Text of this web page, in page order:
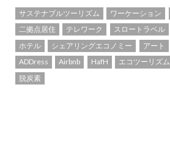
サステナブルツーリズム ワーケーション
二拠点居住
テレワーク スロートラベル
ホテル
シェアリングエコノミー アート
ADDress
Airbnb HafH エコツーリズム
脱炭素